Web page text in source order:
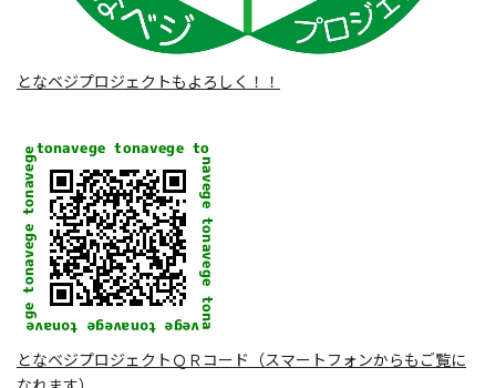
となベジプロジェクトもよろしく！！
となベジプロジェクトＱＲコード（スマートフォンからもご覧に